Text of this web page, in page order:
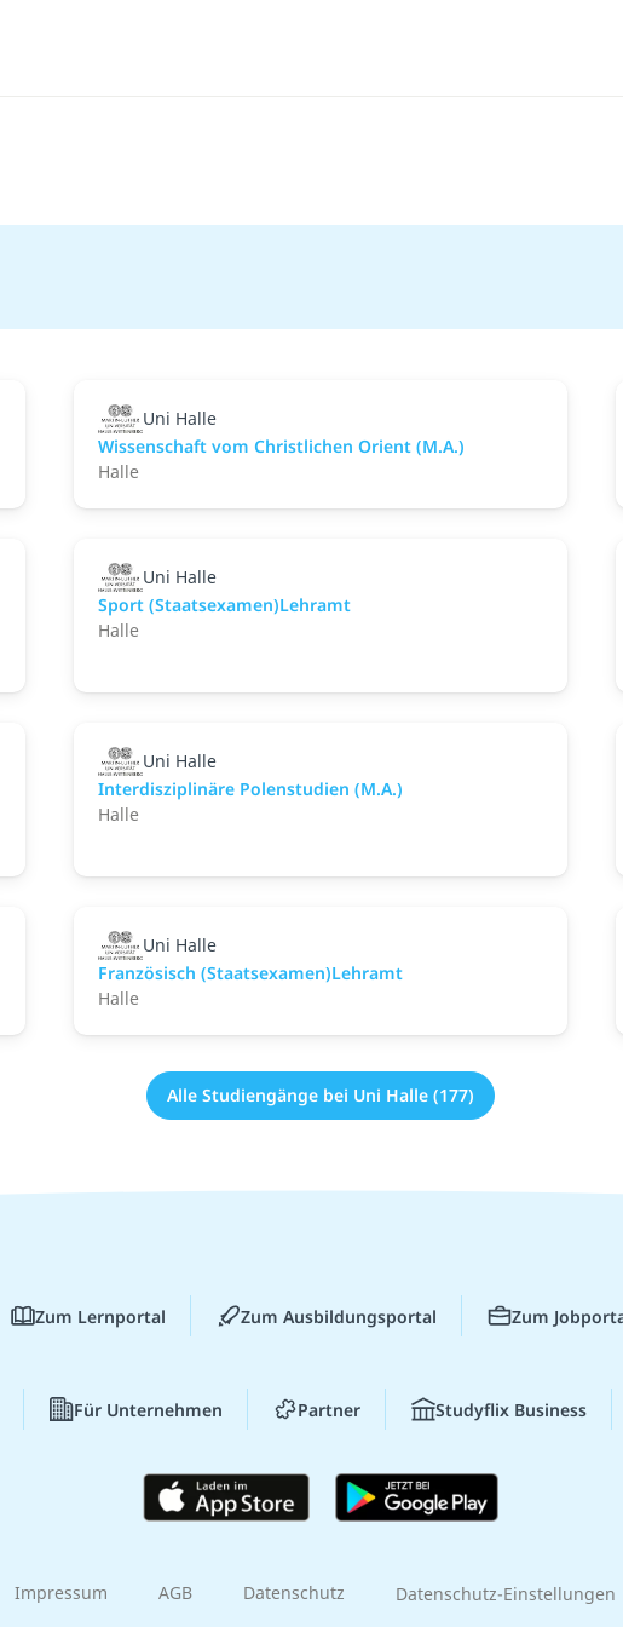
Uni Halle
Wissenschaft vom Christlichen Orient (M.A.)
Halle
Uni Halle
Sport (Staatsexamen)Lehramt
Halle
Uni Halle
Interdisziplinäre Polenstudien (M.A.)
Halle
Uni Halle
Französisch (Staatsexamen)Lehramt
Halle
Alle Studiengänge bei Uni Halle (177)
Zum Lernportal Zum Ausbildungsportal Zum
Für Unternehmen Partner Studyflix Business
Impressum AGB Datenschutz Datenschutz-Einstellungen